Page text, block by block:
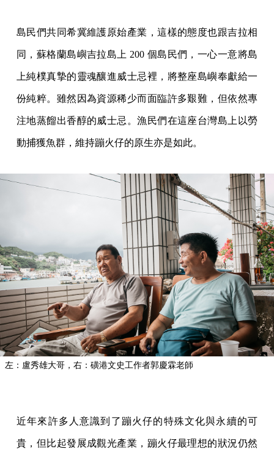
島民們共同希冀維護原始產業，這樣的態度也跟吉拉相
同，蘇格蘭島嶼吉拉島上 200 個島民們，一心一意將島
上純樸真摯的靈魂釀進威士忌裡，將整座島嶼奉獻給一
份純粹。雖然因為資源稀少而面臨許多艱難，但依然專
注地蒸餾出香醇的威士忌。漁民們在這座台灣島上以勞
動捕獲魚群，維持蹦火仔的原生亦是如此。
左：盧秀雄大哥，右：磺港文史工作者郭慶霖老師
近年來許多人意識到了蹦火仔的特殊文化與永續的可
貴，但比起發展成觀光產業，蹦火仔最理想的狀況仍然